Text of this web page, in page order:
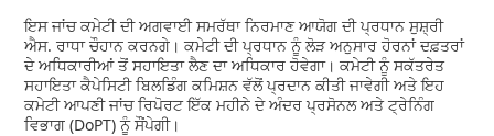
ਇਸ ਜਾਂਚ ਕਮੇਟੀ ਦੀ ਅਗਵਾਈ ਸਮਰੱਥਾ ਨਿਰਮਾਣ ਆਯੋਗ ਦੀ ਪ੍ਰਧਾਨ ਸੁਸ਼੍ਰੀ
ਐਸ. ਰਾਧਾ ਚੌਹਾਨ ਕਰਨਗੇ। ਕਮੇਟੀ ਦੀ ਪ੍ਰਧਾਨ ਨੂੰ ਲੋੜ ਅਨੁਸਾਰ ਹੋਰਨਾਂ ਦਫ਼ਤਰਾਂ
ਦੇ ਅਧਿਕਾਰੀਆਂ ਤੋਂ ਸਹਾਇਤਾ ਲੈਣ ਦਾ ਅਧਿਕਾਰ ਹੋਵੇਗਾ। ਕਮੇਟੀ ਨੂੰ ਸਕੱਤਰੇਤ
ਸਹਾਇਤਾ ਕੈਪੇਸਿਟੀ ਬਿਲਡਿੰਗ ਕਮਿਸ਼ਨ ਵੱਲੋਂ ਪ੍ਰਦਾਨ ਕੀਤੀ ਜਾਵੇਗੀ ਅਤੇ ਇਹ
ਕਮੇਟੀ ਆਪਣੀ ਜਾਂਚ ਰਿਪੋਰਟ ਇੱਕ ਮਹੀਨੇ ਦੇ ਅੰਦਰ ਪ੍ਰਸੋਨਲ ਅਤੇ ਟ੍ਰੇਨਿੰਗ
ਵਿਭਾਗ (DoPT) ਨੂੰ ਸੌਂਪੇਗੀ।